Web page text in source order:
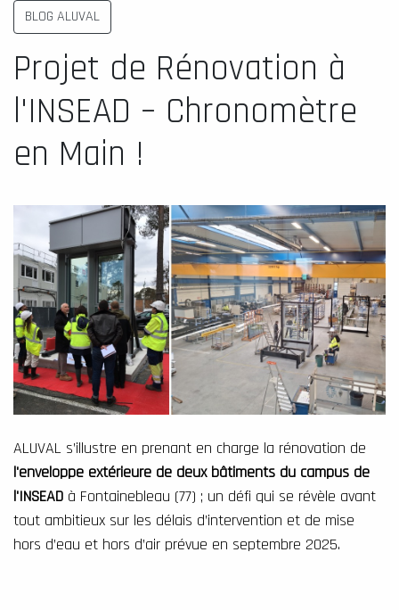
BLOG ALUVAL
Projet de Rénovation à
l'INSEAD – Chronomètre
en Main !
ALUVAL s’illustre en prenant en charge la rénovation de
l'enveloppe extérieure de deux bâtiments du campus de
l'INSEAD à Fontainebleau (77) ; un défi qui se révèle avant
tout ambitieux sur les délais d’intervention et de mise
hors d’eau et hors d’air prévue en septembre 2025.